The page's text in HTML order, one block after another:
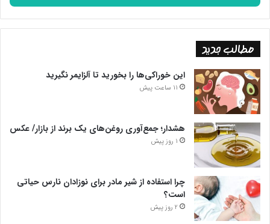
وارد
کنید
مطالب جدید
این خوراکی‌ها را بخورید تا آلزایمر نگیرید
11 ساعت پیش
هشدار؛ جمع‌آوری روغن‌های یک برند از بازار/ عکس
1 روز پیش
چرا استفاده از شیر مادر برای نوزادان نارس حیاتی
است؟
2 روز پیش